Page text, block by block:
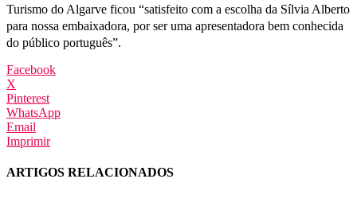
Turismo do Algarve ficou “satisfeito com a escolha da Sílvia Alberto
para nossa embaixadora, por ser uma apresentadora bem conhecida
do público português”.
Facebook
X
Pinterest
WhatsApp
Email
Imprimir
ARTIGOS RELACIONADOS